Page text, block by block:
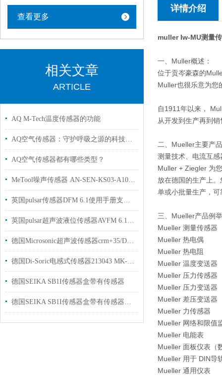
查看更多
相关文章
ARTICLE
AQ M-Tech温度传感器的功能
AQ空气传感器：守护呼吸之源的科技卫士
AQ空气传感器都有哪些类型？
MeTool噪声传感器 AN-SEN-KS03-A10高精度声学测量设备
英国pulsar传感器DFM 6.1使用手册支持技术选型
英国pulsar超声波液位传感器AVFM 6.1用于检测水处理可以提供报关单
德国Microsonic超声波传感器crm+35/D/TC/E距离测量范围为 30 mm 至 8 m
德国Di-Soric电感式传感器213043 MK-Z-8/4用于汽车零部件制造行业
德国SEIKA SB1I传感器盒带有传感器
德国SEIKA SB1I传感器盒带有传感器和电流归一化放大器木材加工行业使用
详情介绍
muller Iw-MU测量
一、Muller概述：
位于贡岑豪森的
Muller也很乐意为您
自1911年以来，
从开发到生产再到销
二、Mueller主要产
测量技术、电流互
Muller + Ziegler 为
放在德国的生产上
单或小批量生产，
三、Mueller产品例
Mueller 测量传感器
Mueller 热电偶
Mueller 热电阻
Mueller 温度变送器
Mueller 压力传感器
Mueller 压力变送器
Mueller 差压变送器
Mueller 力传感器
Mueller 网络和限值
Mueller 电能表
Mueller 面板仪表（
Mueller 用于 DIN导
Mueller 通用仪表